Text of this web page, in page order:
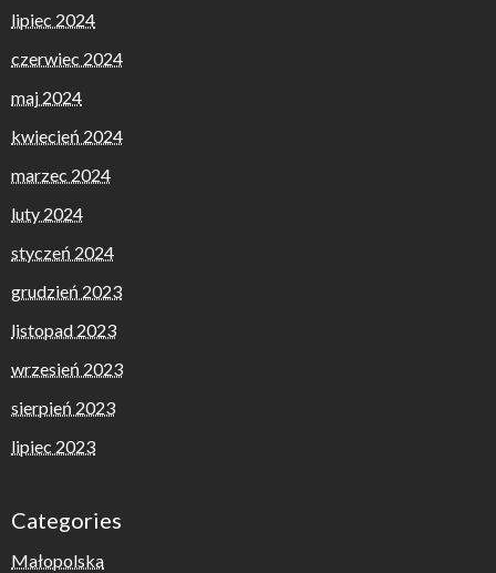
lipiec 2024
czerwiec 2024
maj 2024
kwiecień 2024
marzec 2024
luty 2024
styczeń 2024
grudzień 2023
listopad 2023
wrzesień 2023
sierpień 2023
lipiec 2023
Categories
Małopolska